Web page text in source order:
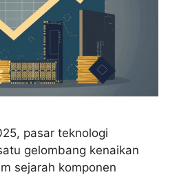
pasar teknologi
gelombang kenaikan
sejarah komponen